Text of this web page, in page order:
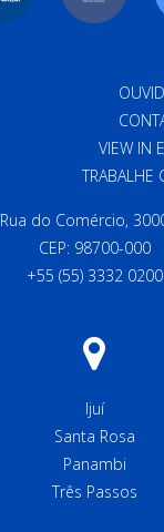
VIEW IN
TRABALHE
Rua do Comércio,
CEP: 98700-000
+55 (55) 3332 0200
Ijuí
Santa Rosa
Panambi
Três Passos